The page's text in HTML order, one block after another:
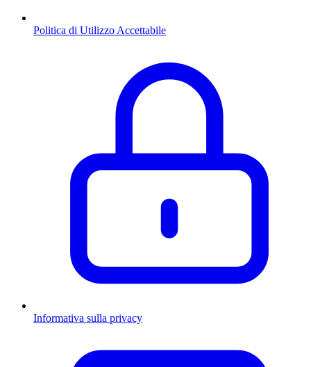
Politica di Utilizzo Accettabile
Informativa sulla privacy